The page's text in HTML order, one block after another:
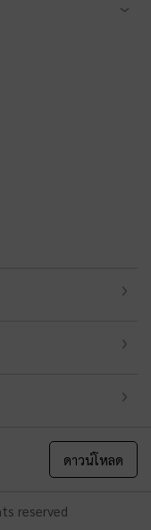
ดาวน์โหลด
reserved